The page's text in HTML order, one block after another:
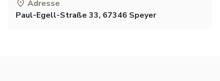
Adresse
Paul-Egell-Straße 33, 67346 Speyer